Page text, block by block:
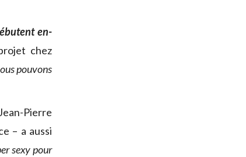
en-
chez
pouvons
Pierre
– a aussi
sexy pour